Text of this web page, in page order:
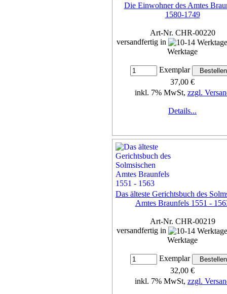
Die Einwohner des Amtes
1580-1749
Art-Nr. CHR-00220
versandfertig in
Werktage
Exemplar
37,00 €
inkl. 7% MwSt, zzgl.
Details...
Das älteste Gerichtsbuch des
Amtes Braunfels 1551 -
Art-Nr. CHR-00219
versandfertig in
Werktage
Exemplar
32,00 €
inkl. 7% MwSt, zzgl.